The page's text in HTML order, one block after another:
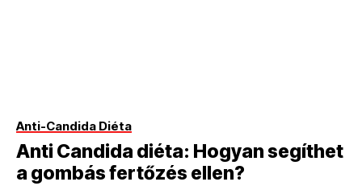
Anti-Candida Diéta
Anti Candida diéta: Hogyan segíthet
a gombás fertőzés ellen?